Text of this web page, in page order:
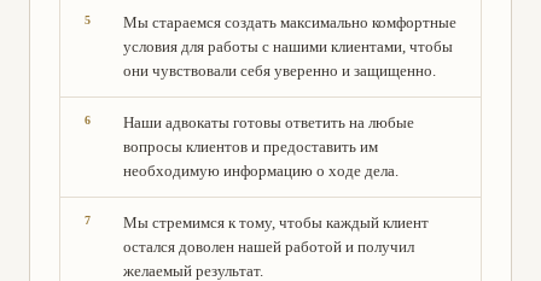
Мы стараемся создать максимально комфортные
условия для работы с нашими клиентами, чтобы
они чувствовали себя уверенно и защищенно.
Наши адвокаты готовы ответить на любые
вопросы клиентов и предоставить им
необходимую информацию о ходе дела.
Мы стремимся к тому, чтобы каждый клиент
остался доволен нашей работой и получил
желаемый результат.